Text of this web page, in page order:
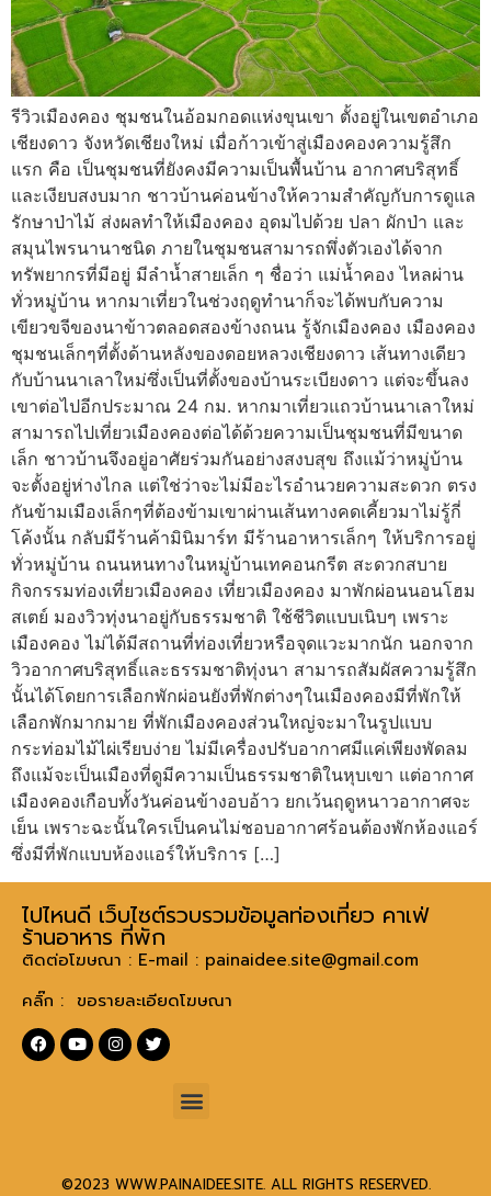
รีวิวเมืองคอง ชุมชนในอ้อมกอดแห่งขุนเขา ตั้งอยู่ในเขตอำเภอ
เชียงดาว จังหวัดเชียงใหม่ เมื่อก้าวเข้าสู่เมืองคองความรู้สึก
แรก คือ เป็นชุมชนที่ยังคงมีความเป็นพื้นบ้าน อากาศบริสุทธิ์
และเงียบสงบมาก ชาวบ้านค่อนข้างให้ความสำคัญกับการดูแล
รักษาป่าไม้ ส่งผลทำให้เมืองคอง อุดมไปด้วย ปลา ผักป่า และ
สมุนไพรนานาชนิด ภายในชุมชนสามารถพึ่งตัวเองได้จาก
ทรัพยากรที่มีอยู่ มีลำน้ำสายเล็ก ๆ ชื่อว่า แม่น้ำคอง ไหลผ่าน
ทั่วหมู่บ้าน หากมาเที่ยวในช่วงฤดูทำนาก็จะได้พบกับความ
เขียวขจีของนาข้าวตลอดสองข้างถนน รู้จักเมืองคอง เมืองคอง
ชุมชนเล็กๆที่ตั้งด้านหลังของดอยหลวงเชียงดาว เส้นทางเดียว
กับบ้านนาเลาใหม่ซึ่งเป็นที่ตั้งของบ้านระเบียงดาว แต่จะขึ้นลง
เขาต่อไปอีกประมาณ 24 กม. หากมาเที่ยวแถวบ้านนาเลาใหม่
สามารถไปเที่ยวเมืองคองต่อได้ด้วยความเป็นชุมชนที่มีขนาด
เล็ก ชาวบ้านจึงอยู่อาศัยร่วมกันอย่างสงบสุข ถึงแม้ว่าหมู่บ้าน
จะตั้งอยู่ห่างไกล แต่ใช่ว่าจะไม่มีอะไรอำนวยความสะดวก ตรง
กันข้ามเมืองเล็กๆที่ต้องข้ามเขาผ่านเส้นทางคดเคี้ยวมาไม่รู้กี่
โค้งนั้น กลับมีร้านค้ามินิมาร์ท มีร้านอาหารเล็กๆ ให้บริการอยู่
ทั่วหมู่บ้าน ถนนหนทางในหมู่บ้านเทคอนกรีต สะดวกสบาย
กิจกรรมท่องเที่ยวเมืองคอง เที่ยวเมืองคอง มาพักผ่อนนอนโฮม
สเตย์ มองวิวทุ่งนาอยู่กับธรรมชาติ ใช้ชีวิตแบบเนิบๆ เพราะ
เมืองคอง ไม่ได้มีสถานที่ท่องเที่ยวหรือจุดแวะมากนัก นอกจาก
วิวอากาศบริสุทธิ์และธรรมชาติทุ่งนา สามารถสัมผัสความรู้สึก
นั้นได้โดยการเลือกพักผ่อนยังที่พักต่างๆในเมืองคองมีที่พักให้
เลือกพักมากมาย ที่พักเมืองคองส่วนใหญ่จะมาในรูปแบบ
กระท่อมไม้ไผ่เรียบง่าย ไม่มีเครื่องปรับอากาศมีแค่เพียงพัดลม
ถึงแม้จะเป็นเมืองที่ดูมีความเป็นธรรมชาติในหุบเขา แต่อากาศ
เมืองคองเกือบทั้งวันค่อนข้างอบอ้าว ยกเว้นฤดูหนาวอากาศจะ
เย็น เพราะฉะนั้นใครเป็นคนไม่ชอบอากาศร้อนต้องพักห้องแอร์
ซึ่งมีที่พักแบบห้องแอร์ให้บริการ […]
ไปไหนดี เว็บไซต์รวบรวมข้อมูลท่องเที่ยว คาเฟ่
ร้านอาหาร ที่พัก
ติดต่อโฆษณา : E-mail : painaidee.site@gmail.com
คลิ๊ก : ขอรายละเอียดโฆษณา
©2023 WWW.PAINAIDEE.SITE. ALL RIGHTS RESERVED.